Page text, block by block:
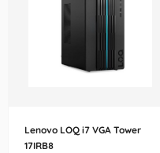
Lenovo LOQ i7 VGA Tower
17IRB8